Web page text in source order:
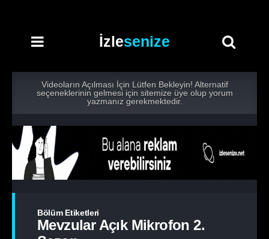
İzlesenize
Videoların Açılması İçin Lütfen Bekleyin! Alternatif
seçeneklerinin gelmesi için sitemize üye olup yorum
yazmanız gerekmektedir.
Bölüm Etiketleri
Mevzular Açık Mikrofon 2.